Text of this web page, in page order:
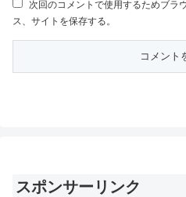
次回のコメントで使用するためブラ
ス、サイトを保存する。
スポンサーリンク